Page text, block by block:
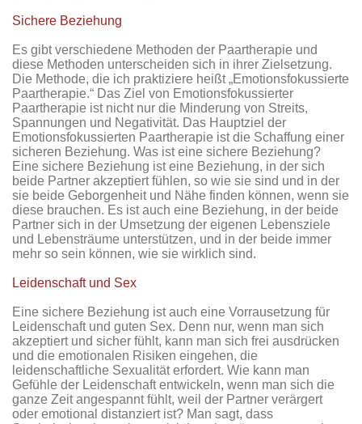
Sichere Beziehung
Es gibt verschiedene Methoden der Paartherapie und
diese Methoden unterscheiden sich in ihrer Zielsetzung.
Die Methode, die ich praktiziere heißt „Emotionsfokussierte
Paartherapie.“ Das Ziel von Emotionsfokussierter
Paartherapie ist nicht nur die Minderung von Streits,
Spannungen und Negativität. Das Hauptziel der
Emotionsfokussierten Paartherapie ist die Schaffung einer
sicheren Beziehung. Was ist eine sichere Beziehung?
Eine sichere Beziehung ist eine Beziehung, in der sich
beide Partner akzeptiert fühlen, so wie sie sind und in der
sie beide Geborgenheit und Nähe finden können, wenn sie
diese brauchen. Es ist auch eine Beziehung, in der beide
Partner sich in der Umsetzung der eigenen Lebensziele
und Lebensträume unterstützen, und in der beide immer
mehr so sein können, wie sie wirklich sind.
Leidenschaft und Sex
Eine sichere Beziehung ist auch eine Vorrausetzung für
Leidenschaft und guten Sex. Denn nur, wenn man sich
akzeptiert und sicher fühlt, kann man sich frei ausdrücken
und die emotionalen Risiken eingehen, die
leidenschaftliche Sexualität erfordert. Wie kann man
Gefühle der Leidenschaft entwickeln, wenn man sich die
ganze Zeit angespannt fühlt, weil der Partner verärgert
oder emotional distanziert ist? Man sagt, dass